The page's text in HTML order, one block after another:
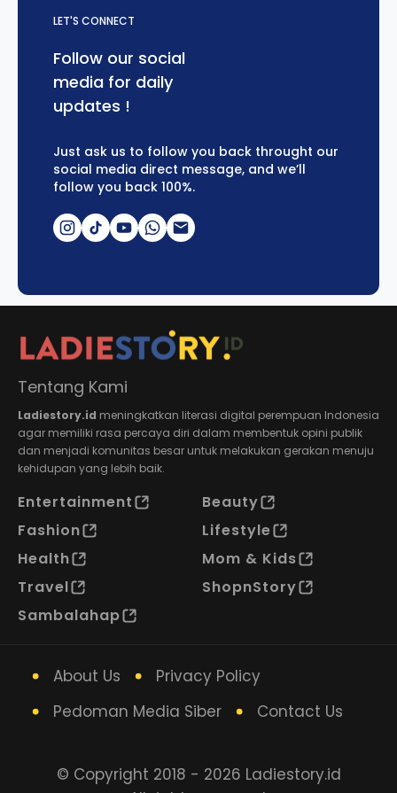
LET'S CONNECT
Follow our social
media for daily
updates !
Just ask us to follow you back throught our
social media direct message, and we’ll
follow you back 100%.
Tentang Kami
Ladiestory.id meningkatkan literasi digital perempuan Indonesia
agar memiliki rasa percaya diri dalam membentuk opini publik
dan menjadi komunitas besar untuk melakukan gerakan menuju
kehidupan yang lebih baik.
Entertainment
Beauty
Fashion
Lifestyle
Health
Mom & Kids
Travel
ShopnStory
Sambalahap
About Us
Privacy Policy
Pedoman Media Siber
Contact Us
© Copyright 2018 - 2026 Ladiestory.id